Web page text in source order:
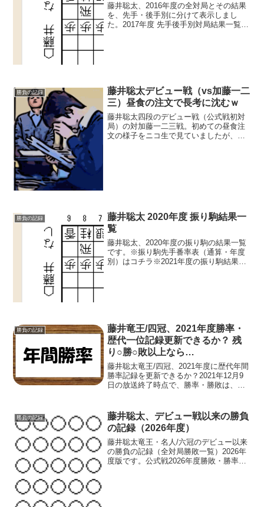
藤井聡太、2016年度の全対局とその結果
を、先手・後手別に分けて表示しまし
た。2017年度 先手後手別対局結果一覧は
勝負の記録
藤井聡太デビュー戦（vs加藤一二
三）昼食の注文で長考に沈むｗ
藤井聡太四段のデビュー戦（公式戦初対
局）の対加藤一二三戦。初めての昼食注
文の様子をニコ生で見ていましたが、長
勝負の記録
藤井聡太 2020年度 振り駒結果一
覧
藤井聡太、2020年度の振り駒の結果一覧
です。※振り駒先手番率表（通算・年度
別）はコチラ※2021年度の振り駒結果一
勝負の記録
藤井竜王/四冠、2021年度勝率・
歴代一位記録更新できるか？ 残
り○勝○敗以上なら…
藤井聡太竜王/四冠、2021年度に歴代年間
勝率記録を更新できるか？2021年12月9
日の放送終了時点で、勝率・勝敗は、公
原誠十六世名人（当時五段）が1967年
度...
勝負の記録
藤井聡太、デビュー戦以来の勝負
の記録（2026年度）
藤井聡太竜王・名人/六冠のデビュー以来
の勝負の記録（全対局勝敗一覧）2026年
度版です。公式戦2026年度勝敗・勝率通